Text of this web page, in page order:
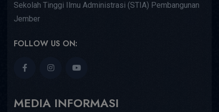
Sekolah Tinggi Ilmu Administrasi (STIA) Pembangunan
Jember
FOLLOW US ON:
MEDIA INFORMASI